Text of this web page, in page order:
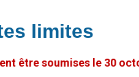
limites
être soumises le 30